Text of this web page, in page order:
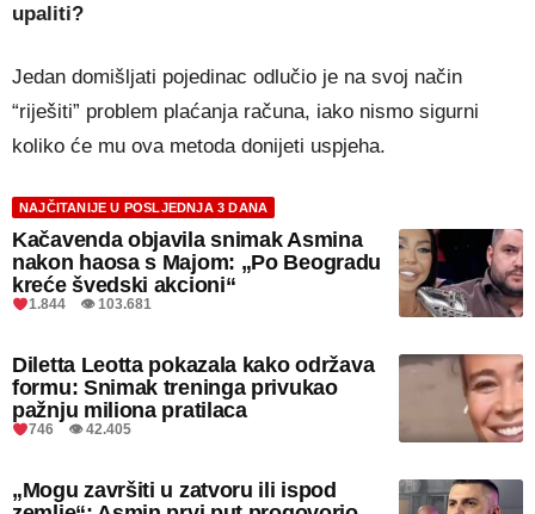
upaliti?
Jedan domišljati pojedinac odlučio je na svoj način
“riješiti” problem plaćanja računa, iako nismo sigurni
koliko će mu ova metoda donijeti uspjeha.
NAJČITANIJE U POSLJEDNJA 3 DANA
Kačavenda objavila snimak Asmina
nakon haosa s Majom: „Po Beogradu
kreće švedski akcioni“
1.844 👁 103.681
Diletta Leotta pokazala kako održava
formu: Snimak treninga privukao
pažnju miliona pratilaca
746 👁 42.405
„Mogu završiti u zatvoru ili ispod